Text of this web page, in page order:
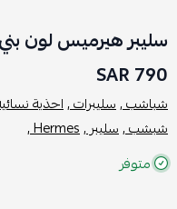
سليبر هيرميس لون
790 SAR
شباشب ,سليبرات ,احذية
شبشب ,سليبر ,Hermes ,
متوفر